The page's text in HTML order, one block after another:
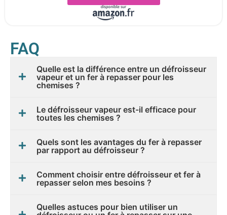
FAQ
Quelle est la différence entre un défroisseur
vapeur et un fer à repasser pour les
chemises ?
Le défroisseur vapeur est-il efficace pour
toutes les chemises ?
Quels sont les avantages du fer à repasser
par rapport au défroisseur ?
Comment choisir entre défroisseur et fer à
repasser selon mes besoins ?
Quelles astuces pour bien utiliser un